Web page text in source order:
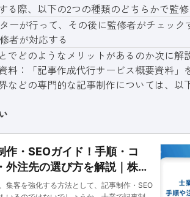
る際、以下の2つの種類のどちらかで監
ーが行って、その後に監修者がチェック
者が対応する
でどのようなメリットがあるのか次に解
料：「記事作成代行サービス概要資料」
などの専門的な記事制作については、
作・SEOガイド！手順・コ
外注先の選び方を解説｜株式
業のグロースパートナー
集客を強化する方法として、記事制作・SEO